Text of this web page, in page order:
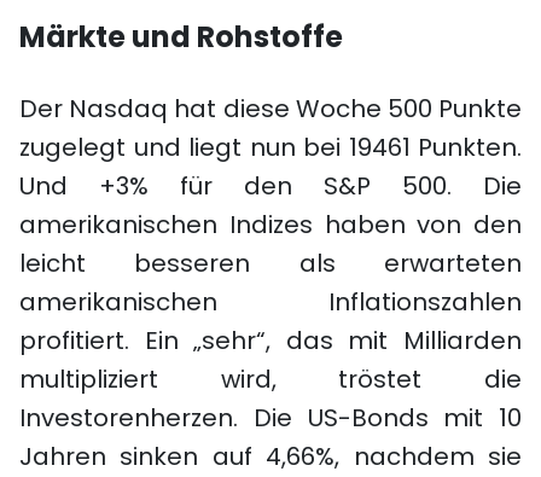
Märkte und Rohstoffe
Der Nasdaq hat diese Woche 500 Punkte
zugelegt und liegt nun bei 19461 Punkten.
Und +3% für den S&P 500. Die
amerikanischen Indizes haben von den
leicht besseren als erwarteten
amerikanischen Inflationszahlen
profitiert. Ein „sehr“, das mit Milliarden
multipliziert wird, tröstet die
Investorenherzen. Die US-Bonds mit 10
Jahren sinken auf 4,66%, nachdem sie